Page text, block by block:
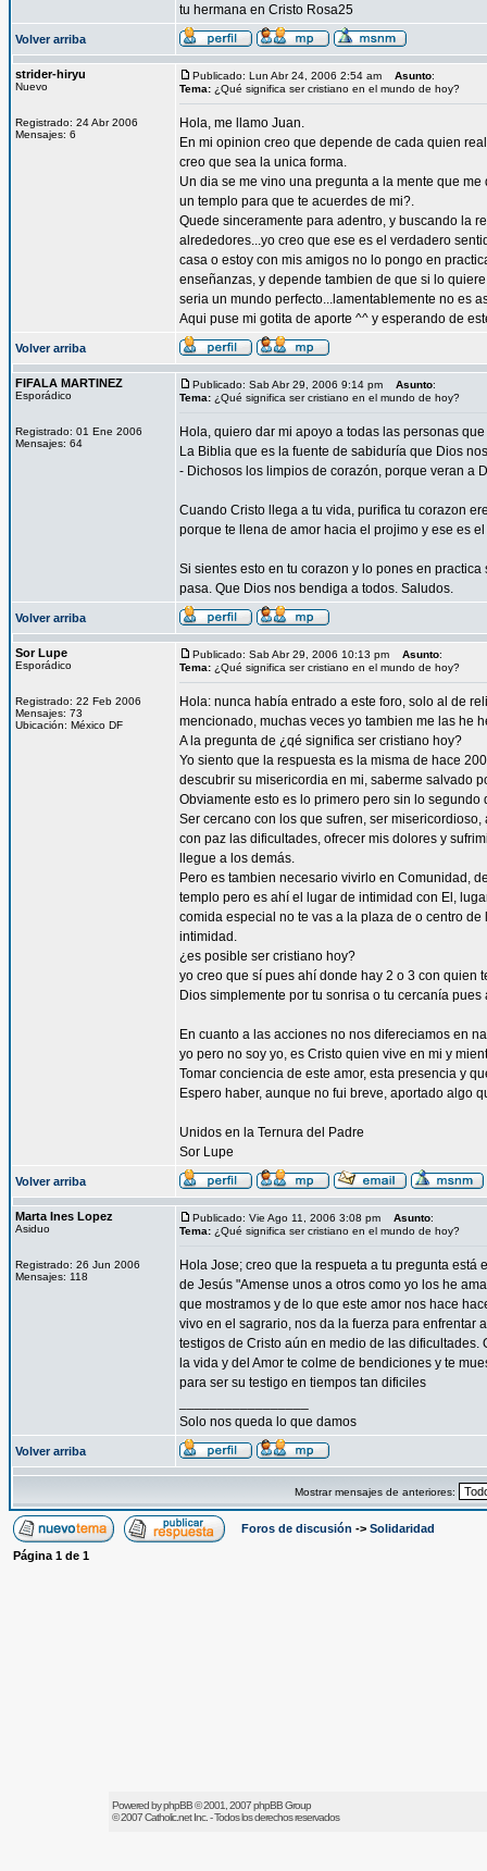
tu hermana en Cristo Rosa25
Volver arriba
strider-hiryu
Nuevo
Registrado: 24 Abr 2006
Mensajes: 6
Publicado: Lun Abr 24, 2006 2:54 am Asunto:
Tema: ¿Qué significa ser cristiano en el mundo de hoy?
Hola, me llamo Juan.
En mi opinion creo que depende de cada quien
creo que sea la unica forma.
Un dia se me vino una pregunta a la mente que
un templo para que te acuerdes de mi?.
Quede sinceramente para adentro, y buscando la
alrededores...yo creo que ese es el verdadero
casa o estoy con mis amigos no lo pongo en
enseñanzas, y depende tambien de que si lo
seria un mundo perfecto...lamentablemente no es
Aqui puse mi gotita de aporte ^^ y esperando de
Volver arriba
FIFALA MARTINEZ
Esporádico
Registrado: 01 Ene 2006
Mensajes: 64
Publicado: Sab Abr 29, 2006 9:14 pm Asunto:
Tema: ¿Qué significa ser cristiano en el mundo de hoy?
Hola, quiero dar mi apoyo a todas las personas
La Biblia que es la fuente de sabiduría que Dios
- Dichosos los limpios de corazón, porque veran a
Cuando Cristo llega a tu vida, purifica tu corazon
porque te llena de amor hacia el projimo y ese es
Si sientes esto en tu corazon y lo pones en
pasa. Que Dios nos bendiga a todos. Saludos.
Volver arriba
Sor Lupe
Esporádico
Registrado: 22 Feb 2006
Mensajes: 73
Ubicación: México DF
Publicado: Sab Abr 29, 2006 10:13 pm Asunto:
Tema: ¿Qué significa ser cristiano en el mundo de hoy?
Hola: nunca había entrado a este foro, solo al de
mencionado, muchas veces yo tambien me las he
A la pregunta de ¿qé significa ser cristiano hoy?
Yo siento que la respuesta es la misma de hace
descubrir su misericordia en mi, saberme salvado
Obviamente esto es lo primero pero sin lo
Ser cercano con los que sufren, ser
con paz las dificultades, ofrecer mis dolores y
llegue a los demás.
Pero es tambien necesario vivirlo en Comunidad,
templo pero es ahí el lugar de intimidad con El,
comida especial no te vas a la plaza de o centro
intimidad.
¿es posible ser cristiano hoy?
yo creo que sí pues ahí donde hay 2 o 3 con quien
Dios simplemente por tu sonrisa o tu cercanía pues
En cuanto a las acciones no nos difereciamos en
yo pero no soy yo, es Cristo quien vive en mi y
Tomar conciencia de este amor, esta presencia y
Espero haber, aunque no fui breve, aportado algo
Unidos en la Ternura del Padre
Sor Lupe
Volver arriba
Marta Ines Lopez
Asiduo
Registrado: 26 Jun 2006
Mensajes: 118
Publicado: Vie Ago 11, 2006 3:08 pm Asunto:
Tema: ¿Qué significa ser cristiano en el mundo de hoy?
Hola Jose; creo que la respueta a tu pregunta está
de Jesús "Amense unos a otros como yo los he
que mostramos y de lo que este amor nos hace
vivo en el sagrario, nos da la fuerza para enfrentar
testigos de Cristo aún en medio de las dificultades.
la vida y del Amor te colme de bendiciones y te
para ser su testigo en tiempos tan dificiles
Solo nos queda lo que damos
Volver arriba
Mostrar mensajes de anteriores:
Foros de discusión -> Solidaridad
Página 1 de 1
Powered byphpBB© 2001, 2007 phpBB Group
© 2007Catholic.netInc. - Todos los derechos reservados